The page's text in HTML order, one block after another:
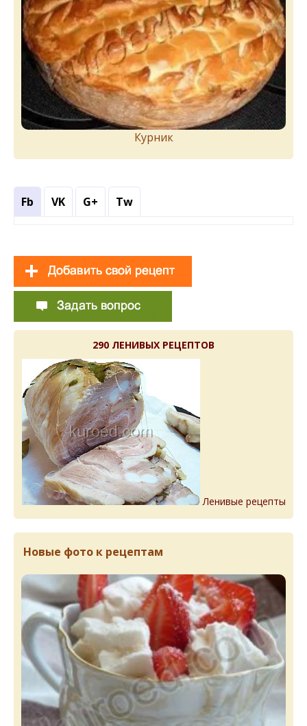
Курник
Fb VK G+ Tw
290 ЛЕНИВЫХ РЕЦЕПТОВ
Ленивые рецепты
Новые фото к рецептам